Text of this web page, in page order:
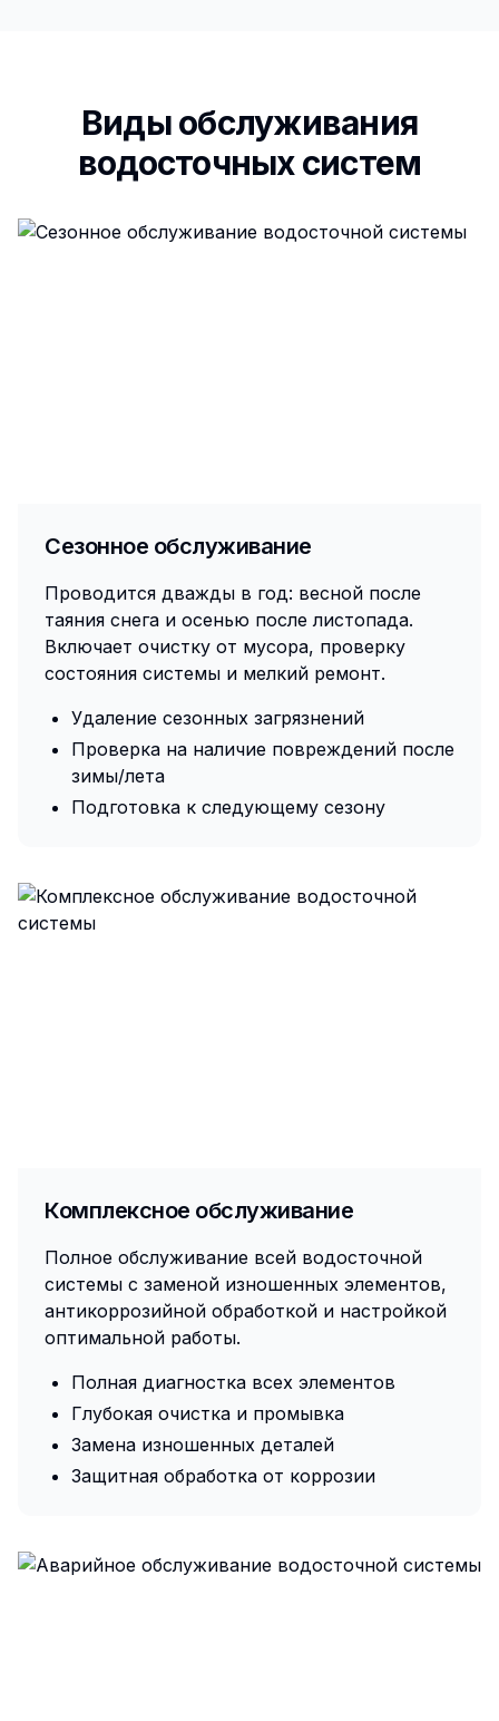
Виды обслуживания
водосточных систем
Сезонное обслуживание
Проводится дважды в год: весной после
таяния снега и осенью после листопада.
Включает очистку от мусора, проверку
состояния системы и мелкий ремонт.
Удаление сезонных загрязнений
Проверка на наличие повреждений после
зимы/лета
Подготовка к следующему сезону
Комплексное обслуживание
Полное обслуживание всей водосточной
системы с заменой изношенных элементов,
антикоррозийной обработкой и настройкой
оптимальной работы.
Полная диагностка всех элементов
Глубокая очистка и промывка
Замена изношенных деталей
Защитная обработка от коррозии